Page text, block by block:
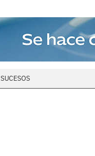
SUCESOS